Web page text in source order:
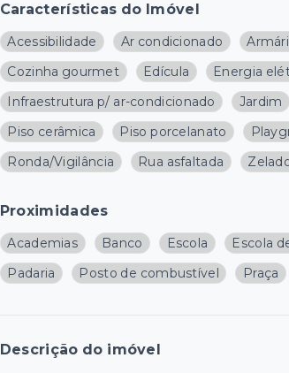
Características do Imóvel
Acessibilidade Ar condicionado
Cozinha gourmet
Edícula Energia
Infraestrutura p/ ar-condicionado
Jardim
Piso cerâmica
Piso porcelanato
Ronda/Vigilância
Rua asfaltada
Proximidades
Academias Banco Escola Escola
Padaria
Posto de combustível Praça
Descrição do imóvel